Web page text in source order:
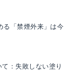
る「禁煙外来」は今
：失敗しない塗り